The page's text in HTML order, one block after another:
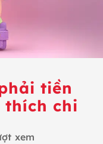
tiền
thích chi
xem